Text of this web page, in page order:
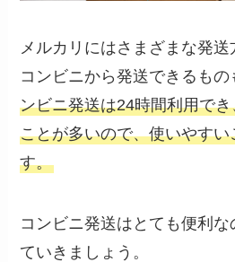
メルカリにはさまざまな発送
コンビニから発送できるも
ンビニ発送は24時間利用で
ことが多いので、使いやす
す。
コンビニ発送はとても便利
ていきましょう。